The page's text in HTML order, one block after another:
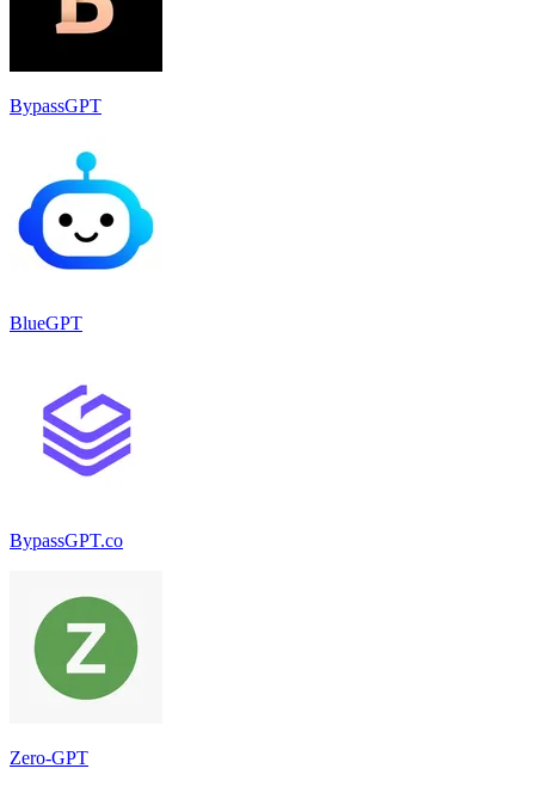
BypassGPT
BlueGPT
BypassGPT.co
Zero-GPT